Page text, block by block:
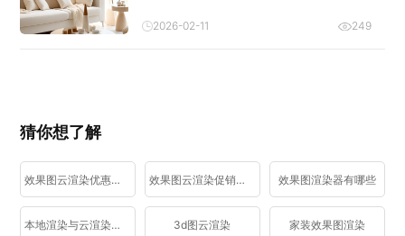
2026-02-11 249
猜你想了解
效果图云渲染优惠活动 效果图云渲染促销活动 效果图渲染器有哪些
本地渲染与云渲染区别 3d图云渲染 家装效果图渲染